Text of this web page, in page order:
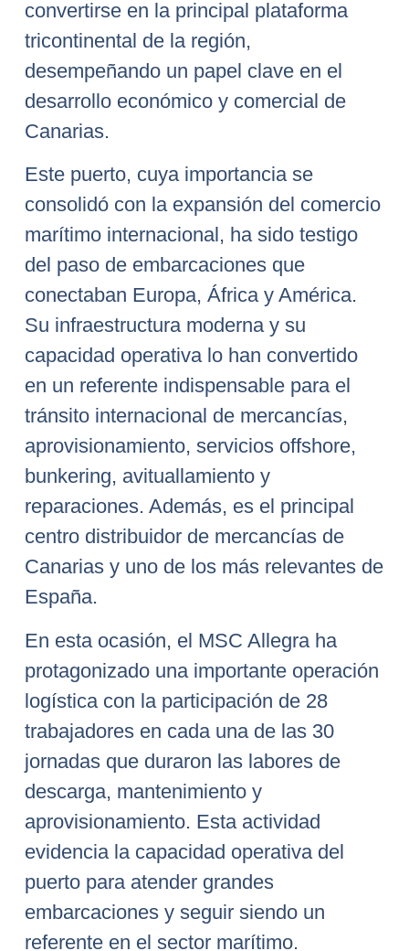
convertirse en la principal plataforma
tricontinental de la región,
desempeñando un papel clave en el
desarrollo económico y comercial de
Canarias.
Este puerto, cuya importancia se
consolidó con la expansión del comercio
marítimo internacional, ha sido testigo
del paso de embarcaciones que
conectaban Europa, África y América.
Su infraestructura moderna y su
capacidad operativa lo han convertido
en un referente indispensable para el
tránsito internacional de mercancías,
aprovisionamiento, servicios offshore,
bunkering, avituallamiento y
reparaciones. Además, es el principal
centro distribuidor de mercancías de
Canarias y uno de los más relevantes de
España.
En esta ocasión, el MSC Allegra ha
protagonizado una importante operación
logística con la participación de 28
trabajadores en cada una de las 30
jornadas que duraron las labores de
descarga, mantenimiento y
aprovisionamiento. Esta actividad
evidencia la capacidad operativa del
puerto para atender grandes
embarcaciones y seguir siendo un
referente en el sector marítimo.